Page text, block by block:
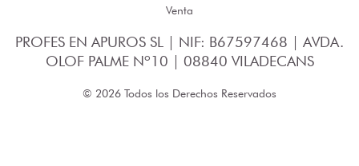
Venta
PROFES EN APUROS SL | NIF: B67597468 | AVDA.
OLOF PALME Nº10 | 08840 VILADECANS
© 2026 Todos los Derechos Reservados